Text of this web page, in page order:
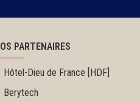
PARTENAIRES
Hôtel-Dieu de France [HDF]
Berytech